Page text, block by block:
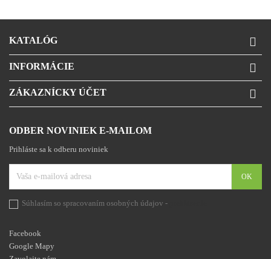
KATALÓG 
INFORMÁCIE 
ZÁKAZNÍCKY ÚČET 
ODBER NOVINIEK E-MAILOM
Prihláste sa k odberu noviniek
Súhlasím so spracovaním osobných údajov -
Facebook
Google Mapy